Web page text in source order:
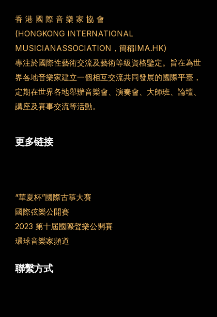
香 港 國 際 音 樂 家 協 會
(HONGKONG INTERNATIONAL
MUSICIANASSOCIATION，簡稱IMA.HK)
專注於國際性藝術交流及藝術等級資格鑒定。旨在為世
界各地音樂家建立一個相互交流共同發展的國際平臺，
定期在世界各地舉辦音樂會、演奏會、大師班、論壇、
講座及賽事交流等活動。
更多链接
“華夏杯”國際古箏大賽
國際弦樂公開賽
2023 第十屆國際聲樂公開賽
環球音樂家頻道
聯繫方式